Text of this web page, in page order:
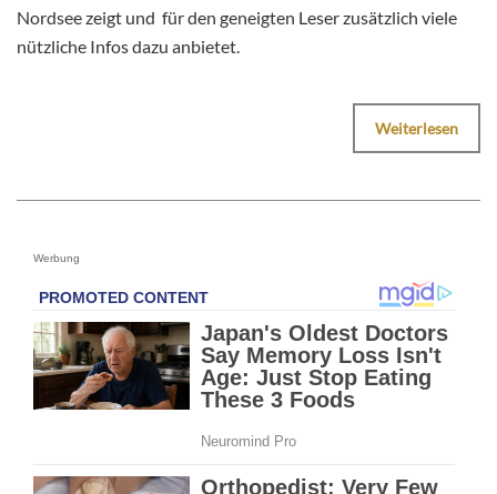
Nordsee zeigt und für den geneigten Leser zusätzlich viele
nützliche Infos dazu anbietet.
Weiterlesen
Werbung